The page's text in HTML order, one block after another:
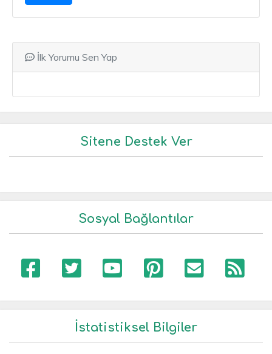
İlk Yorumu Sen Yap
Sitene Destek Ver
Sosyal Bağlantılar
İstatistiksel Bilgiler